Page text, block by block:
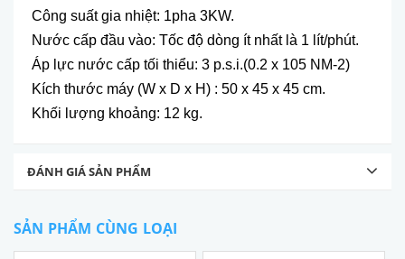
Công suất gia nhiệt: 1pha 3KW.
Nước cấp đầu vào: Tốc độ dòng ít nhất là 1 lít/phút.
Áp lực nước cấp tối thiểu: 3 p.s.i.(0.2 x 105 NM-2)
Kích thước máy (W x D x H) : 50 x 45 x 45 cm.
Khối lượng khoảng: 12 kg.
ĐÁNH GIÁ SẢN PHẨM
SẢN PHẨM CÙNG LOẠI